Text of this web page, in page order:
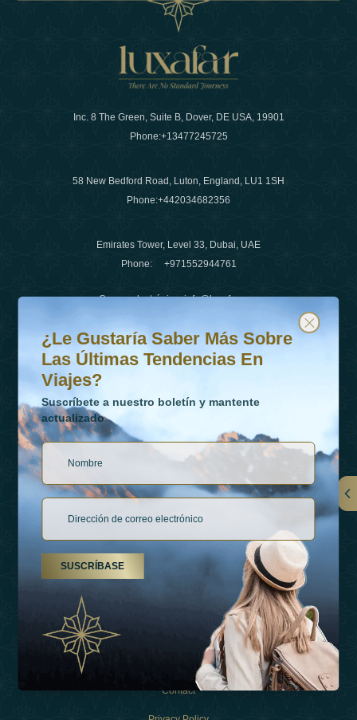
Inc. 8 The Green, Suite B, Dover, DE USA, 19901
Phone:+13477245725
58 New Bedford Road, Luton, England, LU1 1SH
Phone:+442034682356
Emirates Tower, Level 33, Dubai, UAE
Phone: +971552944761
Correo electrónico:info@luxafar.com
Número de WhatsApp
+442034682356
+971552944761
Vínculos
Tipos De Vacaciones
Contact
¿Le gustaría saber más sobre las últimas tendencias en
Suscríbete a nuestro boletín y mantente actualizado
¿Le Gustaría Saber Más Sobre
Las Últimas Tendencias En
Viajes?
Suscríbete a nuestro boletín y mantente
actualizado
SUSCRÍBASE